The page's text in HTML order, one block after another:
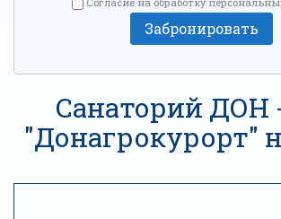
Забронировать
Санаторий ДОН
"Донагрокурорт"